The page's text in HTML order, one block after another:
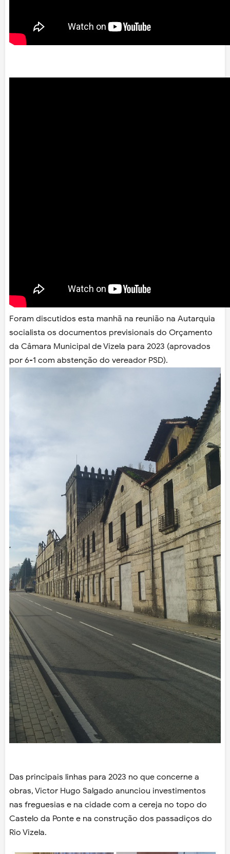
Foram discutidos esta manhã na reunião na Autarquia
socialista os documentos previsionais do Orçamento
da Câmara Municipal de Vizela para 2023 (aprovados
por 6-1 com abstenção do vereador PSD).
Das principais linhas para 2023 no que concerne a
obras, Victor Hugo Salgado anunciou investimentos
nas freguesias e na cidade com a cereja no topo do
Castelo da Ponte e na construção dos passadiços do
Rio Vizela.